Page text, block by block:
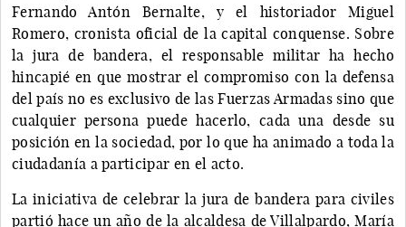
Fernando Antón Bernalte, y el historiador Miguel
Romero, cronista oficial de la capital conquense. Sobre
la jura de bandera, el responsable militar ha hecho
hincapié en que mostrar el compromiso con la defensa
del país no es exclusivo de las Fuerzas Armadas sino que
cualquier persona puede hacerlo, cada una desde su
posición en la sociedad, por lo que ha animado a toda la
ciudadanía a participar en el acto.
La iniciativa de celebrar la jura de bandera para civiles
partió hace un año de la alcaldesa de Villalpardo, María